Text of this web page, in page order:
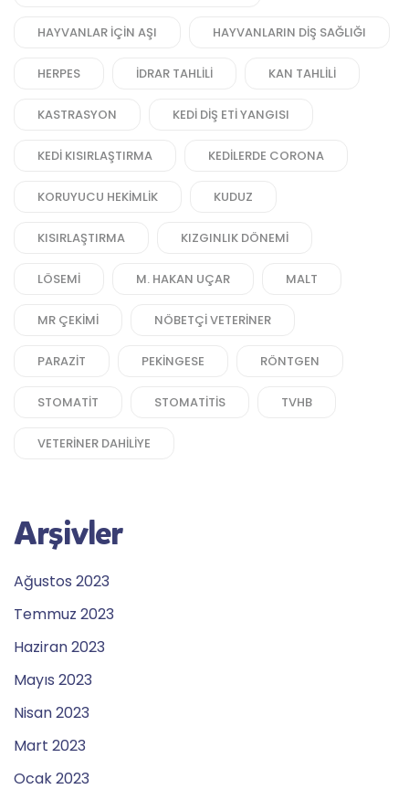
HAYVANLAR IÇIN AŞI HAYVANLARIN DIŞ SAĞLIĞI
HERPES IDRAR TAHLILI KAN TAHLILI
KASTRASYON KEDI DIŞ ETI YANGISI
KEDI KISIRLAŞTIRMA KEDILERDE CORONA
KORUYUCU HEKIMLIK KUDUZ
KISIRLAŞTIRMA KIZGINLIK DÖNEMI
LÖSEMI M. HAKAN UÇAR MALT
MR ÇEKIMI NÖBETÇI VETERINER
PARAZIT PEKINGESE RÖNTGEN
STOMATIT STOMATITIS TVHB
VETERINER DAHILIYE
Arşivler
Ağustos 2023
Temmuz 2023
Haziran 2023
Mayıs 2023
Nisan 2023
Mart 2023
Ocak 2023